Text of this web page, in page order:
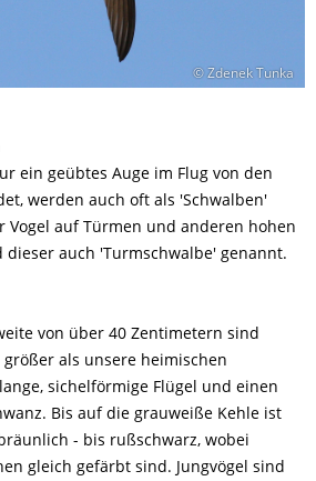
© Zdenek Tunka
ein geübtes Auge im Flug von den
werden auch oft als 'Schwalben'
Vogel auf Türmen und anderen hohen
auch 'Turmschwalbe' genannt.
von über 40 Zentimetern sind
als unsere heimischen
sichelförmige Flügel und einen
Bis auf die grauweiße Kehle ist
- bis rußschwarz, wobei
gleich gefärbt sind. Jungvögel sind